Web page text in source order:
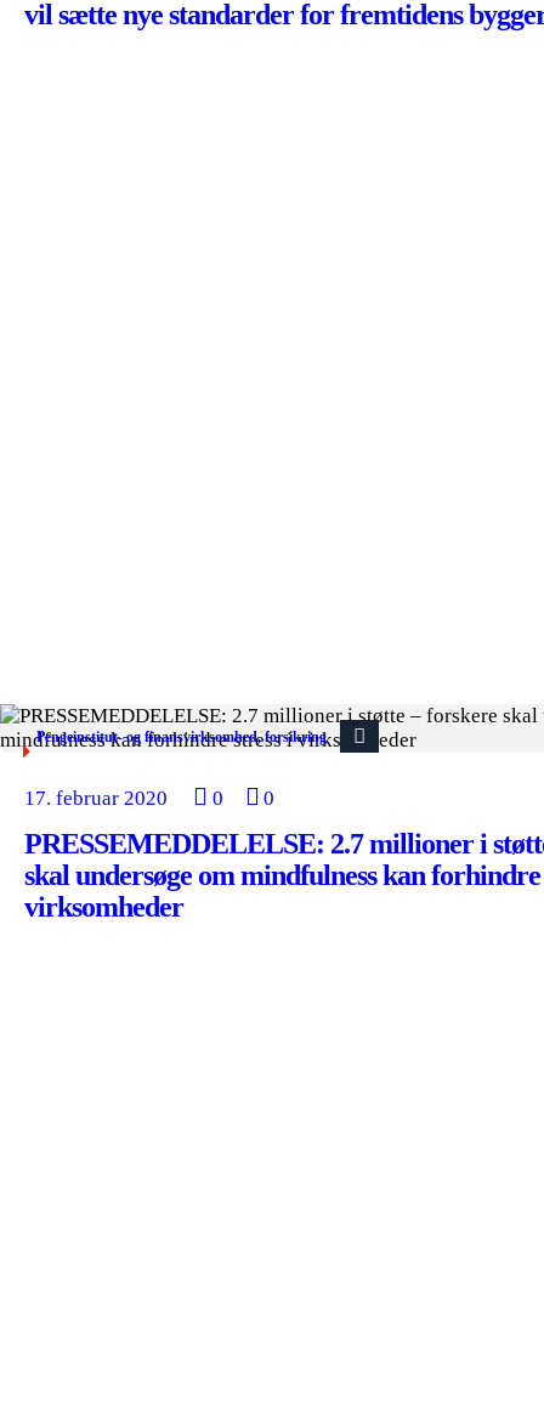
vil sætte nye standarder for fremtidens
Pengeinstitut- og finansvirksomhed, forsikring
17. februar 2020 0 0
PRESSEMEDDELELSE: 2.7 millioner i
skal undersøge om mindfulness kan forhindre
virksomheder